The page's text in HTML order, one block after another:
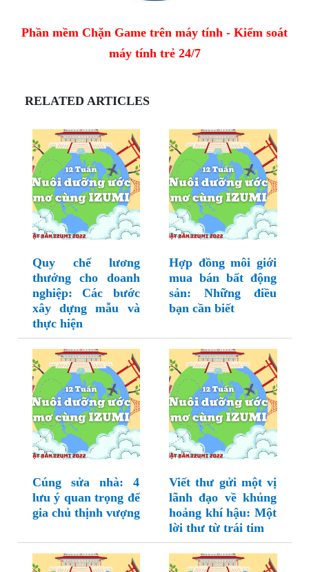
Phần mềm Chặn Game trên máy tính - Kiểm soát
máy tính trẻ 24/7
RELATED ARTICLES
Quy chế lương
thưởng cho doanh
nghiệp: Các bước
xây dựng mẫu và
thực hiện
Hợp đồng môi giới
mua bán bất động
sản: Những điều
bạn cần biết
Cúng sửa nhà: 4
lưu ý quan trọng để
gia chủ thịnh vượng
Viết thư gửi một vị
lãnh đạo về khủng
hoảng khí hậu: Một
lời thư từ trái tim